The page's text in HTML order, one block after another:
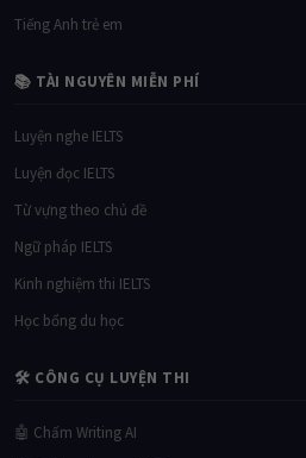
Tiếng Anh trẻ em
📚 TÀI NGUYÊN MIỄN PHÍ
Luyện nghe IELTS
Luyện đọc IELTS
Từ vựng theo chủ đề
Ngữ pháp IELTS
Kinh nghiệm thi IELTS
Học bổng du học
🛠 CÔNG CỤ LUYỆN THI
🤖 Chấm Writing AI